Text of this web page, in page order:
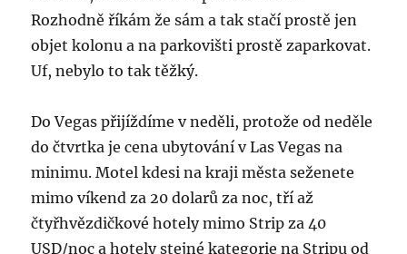
Rozhodně říkám že sám a tak stačí prostě jen
objet kolonu a na parkovišti prostě zaparkovat.
Uf, nebylo to tak těžký.
Do Vegas přijíždíme v neděli, protože od neděle
do čtvrtka je cena ubytování v Las Vegas na
minimu. Motel kdesi na kraji města seženete
mimo víkend za 20 dolarů za noc, tří až
čtyřhvězdičkové hotely mimo Strip za 40
USD/noc a hotely stejné kategorie na Stripu od